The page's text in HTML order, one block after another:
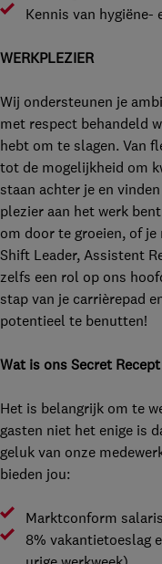
Kennis van hygiëne-
WERKPLEZIER
Wij ondersteunen je
met respect behandeld
hebt om te slagen. Van
tot de mogelijkheid om
staan achter je en
plezier aan het werk
om door te groeien, of
Shift Leader, Assistent
zelfs een rol op ons
stap van je carrièrepad
potentieel te benutten!
Wat is ons Secret
Het is belangrijk om te
gasten niet het enige is
geluk van onze
bieden jou:
Marktconform
8% vakantietoeslag